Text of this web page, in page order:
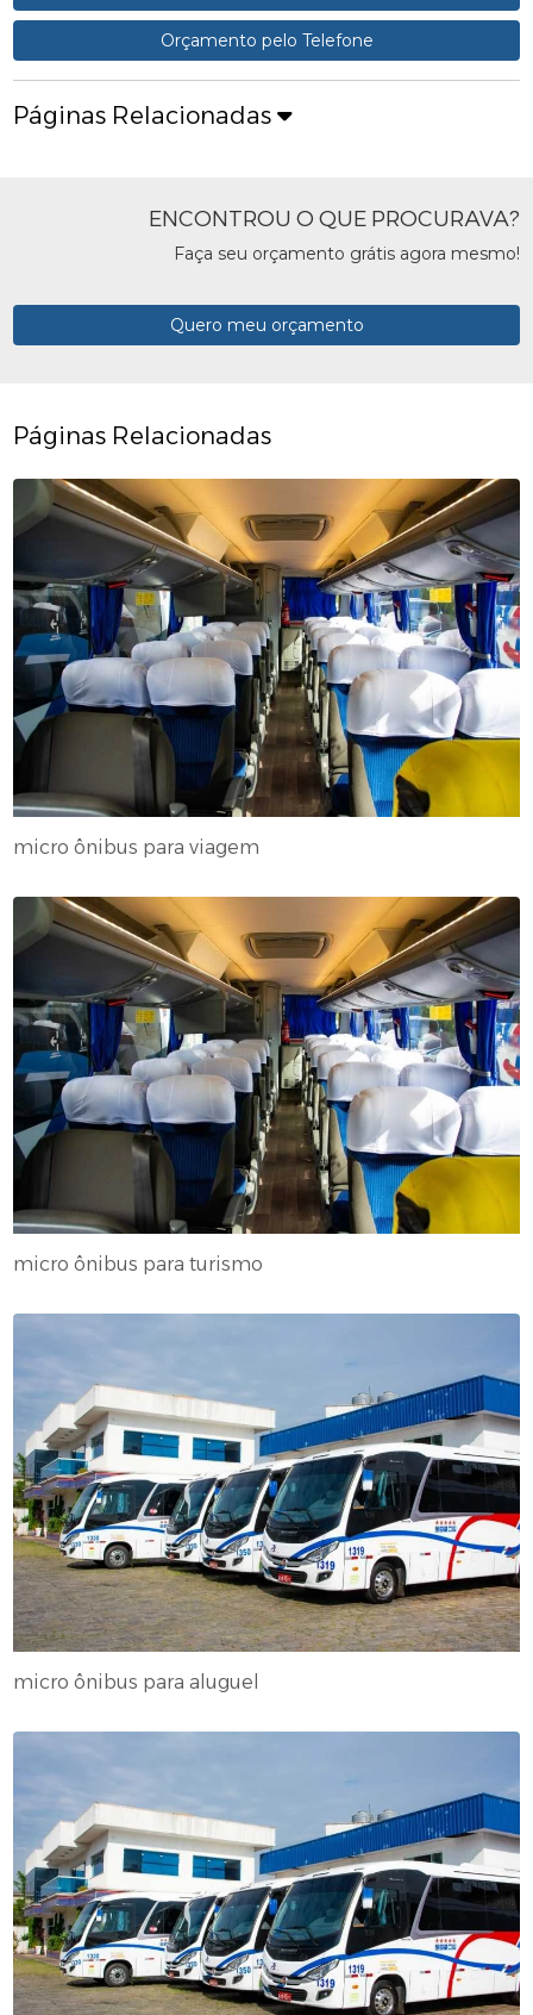
Orçamento pelo Telefone
Páginas Relacionadas
ENCONTROU O QUE PROCURAVA?
Faça seu orçamento grátis agora mesmo!
Quero meu orçamento
Páginas Relacionadas
micro ônibus para viagem
micro ônibus para turismo
micro ônibus para aluguel